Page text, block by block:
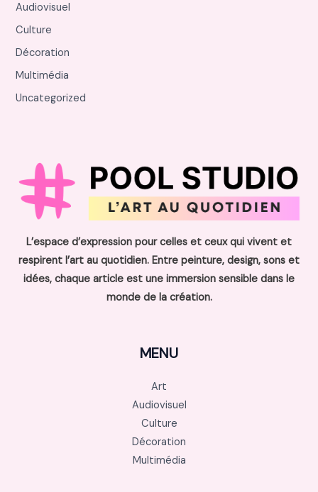
Audiovisuel
Culture
Décoration
Multimédia
Uncategorized
L’espace d’expression pour celles et ceux qui vivent et
respirent l’art au quotidien. Entre peinture, design, sons et
idées, chaque article est une immersion sensible dans le
monde de la création.
MENU
Art
Audiovisuel
Culture
Décoration
Multimédia